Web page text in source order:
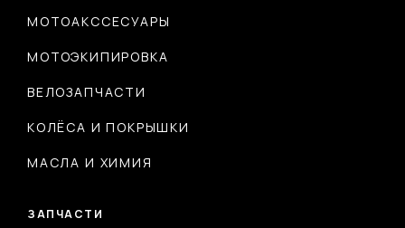
МОТОАКССЕСУАРЫ
МОТОЭКИПИРОВКА
ВЕЛОЗАПЧАСТИ
КОЛЁСА И ПОКРЫШКИ
МАСЛА И ХИМИЯ
ЗАПЧАСТИ